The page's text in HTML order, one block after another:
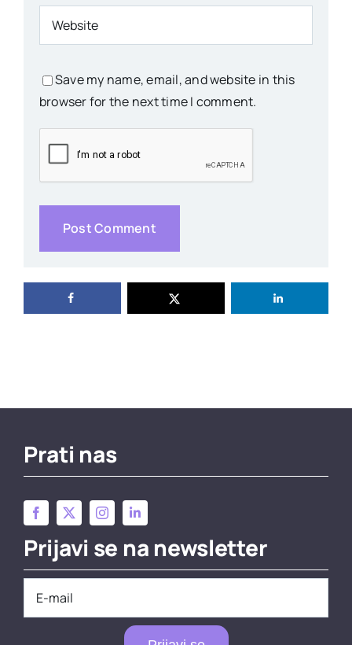
Save my name, email, and website in this
browser for the next time I comment.
Prati nas
Prijavi se na newsletter